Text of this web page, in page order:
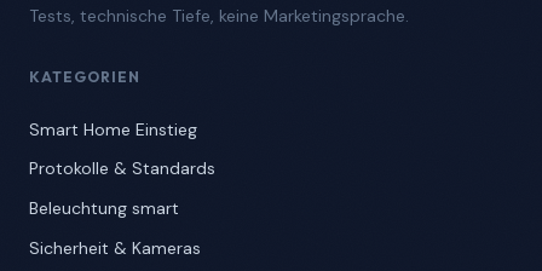
Tests, technische Tiefe, keine Marketingsprache.
KATEGORIEN
Smart Home Einstieg
Protokolle & Standards
Beleuchtung smart
Sicherheit & Kameras